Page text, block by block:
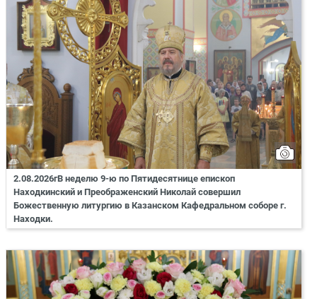
2.08.2026гВ неделю 9-ю по Пятидесятнице епископ
Находкинский и Преображенский Николай совершил
Божественную литургию в Казанском Кафедральном соборе г.
Находки.